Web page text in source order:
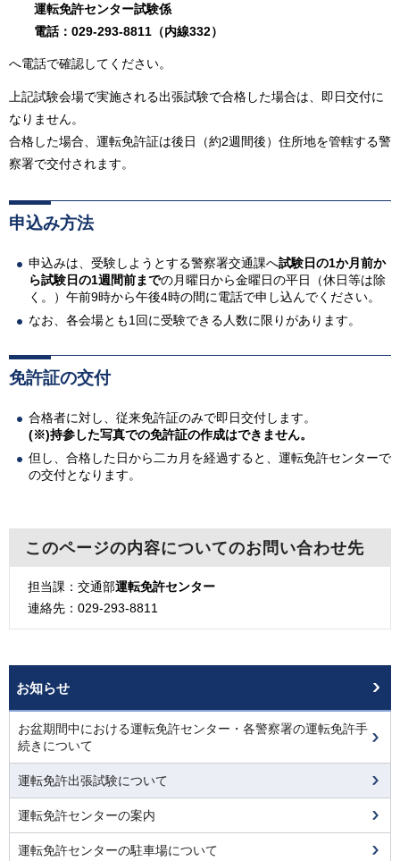
運転免許センター試験係
電話：029-293-8811（内線332）
へ電話で確認してください。
上記試験会場で実施される出張試験で合格した場合は、即日交付に
なりません。
合格した場合、運転免許証は後日（約2週間後）住所地を管轄する警
察署で交付されます。
申込み方法
申込みは、受験しようとする警察署交通課へ試験日の1か月前か
ら試験日の1週間前までの月曜日から金曜日の平日（休日等は除
く。）午前9時から午後4時の間に電話で申し込んでください。
なお、各会場とも1回に受験できる人数に限りがあります。
免許証の交付
合格者に対し、従来免許証のみで即日交付します。
(※)持参した写真での免許証の作成はできません。
但し、合格した日から二カ月を経過すると、運転免許センターで
の交付となります。
このページの内容についてのお問い合わせ先
担当課：交通部運転免許センター
連絡先：029-293-8811
お知らせ
お盆期間中における運転免許センター・各警察署の運転免許手
続きについて
運転免許出張試験について
運転免許センターの案内
運転免許センターの駐車場について